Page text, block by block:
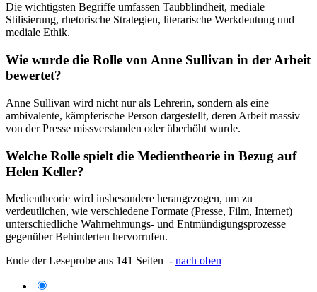
Die wichtigsten Begriffe umfassen Taubblindheit, mediale
Stilisierung, rhetorische Strategien, literarische Werkdeutung und
mediale Ethik.
Wie wurde die Rolle von Anne Sullivan in der Arbeit
bewertet?
Anne Sullivan wird nicht nur als Lehrerin, sondern als eine
ambivalente, kämpferische Person dargestellt, deren Arbeit massiv
von der Presse missverstanden oder überhöht wurde.
Welche Rolle spielt die Medientheorie in Bezug auf
Helen Keller?
Medientheorie wird insbesondere herangezogen, um zu
verdeutlichen, wie verschiedene Formate (Presse, Film, Internet)
unterschiedliche Wahrnehmungs- und Entmündigungsprozesse
gegenüber Behinderten hervorrufen.
Ende der Leseprobe aus 141 Seiten - nach oben